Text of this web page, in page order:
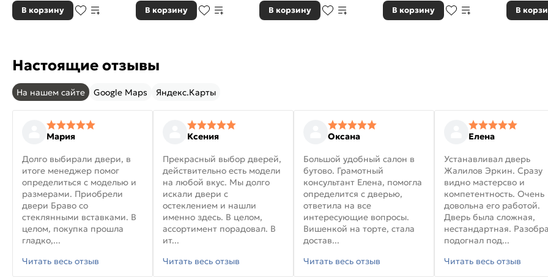
В корзину В корзину В корзину В корзину В
Настоящие отзывы
На нашем сайте Google Maps Яндекс.Карты
Мария
Долго выбирали двери, в
итоге менеджер помог
определиться с моделью и
размерами. Приобрели
двери Браво со
стеклянными вставками. В
целом, покупка прошла
гладко,...
Читать весь отзыв
Ксения
Прекрасный выбор дверей,
действительно есть модели
на любой вкус. Мы долго
искали двери с
остеклением и нашли
именно здесь. В целом,
ассортимент порадовал. В
ит...
Читать весь отзыв
Оксана
Большой удобный салон в
бутово. Грамотный
консультант Елена, помогла
определится с дверью,
ответила на все
интересующие вопросы.
Вишенкой на торте, стала
достав...
Читать весь отзыв
Елена
Устанавливал дверь
Жалилов Эркин. Сразу
видно мастерсво и
компетентность. Очень
довольна его работой.
Дверь была сложная,
нестандартная.
подогнал под...
Читать весь отзыв